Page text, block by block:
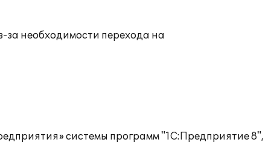
за необходимости перехода на
системы программ "1С:Предприятие 8",